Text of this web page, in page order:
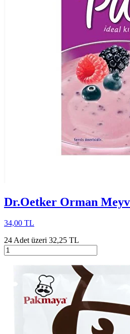
Dr.Oetker Orman
34,00 TL
24 Adet üzeri 32,25 TL